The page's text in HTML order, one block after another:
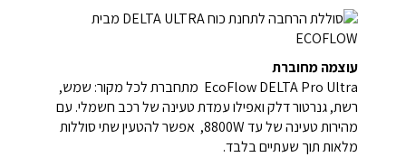
עוצמה מחוברת
EcoFlow DELTA Pro Ultra מתחברת לכל מקור: שמש,
רשת, גנרטור דלק ואפילו עמדת טעינה של רכב חשמלי. עם
מהירות טעינה של עד 8800W, אפשר להטעין שתי סוללות
מלאות תוך שעתיים בלבד.